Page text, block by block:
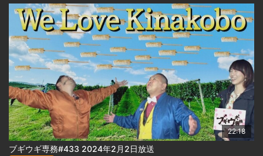
22:18
ブギウギ専務#433 2024年2月2日放送